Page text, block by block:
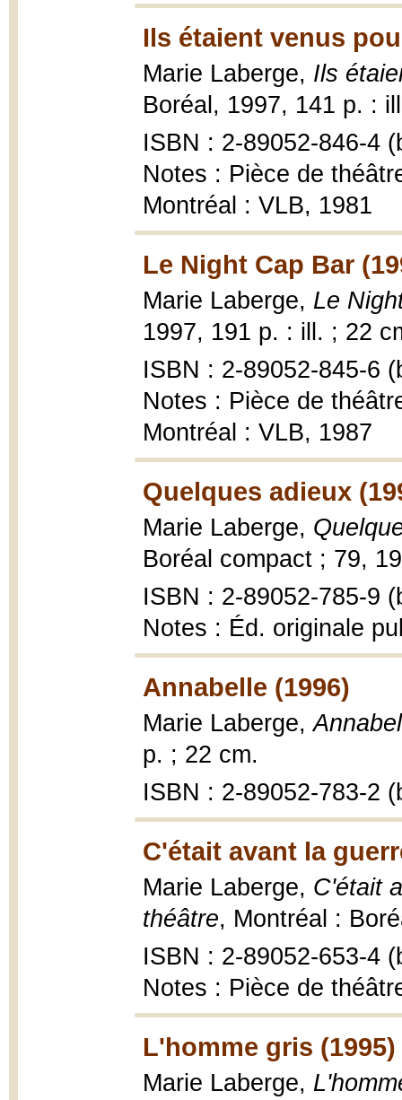
Ils étaient venus
Marie Laberge, Ils
Boréal, 1997, 141 p. :
ISBN : 2-89052-846-4
Notes : Pièce de
Montréal : VLB, 1981
Le Night Cap Bar
Marie Laberge, Le
1997, 191 p. : ill. ; 22
ISBN : 2-89052-845-6
Notes : Pièce de
Montréal : VLB, 1987
Quelques adieux
Marie Laberge,
Boréal compact ; 79,
ISBN : 2-89052-785-9
Notes : Éd. originale
Annabelle (1996)
Marie Laberge,
p. ; 22 cm.
ISBN : 2-89052-783-2
C'était avant la
Marie Laberge, C'était
théâtre, Montréal :
ISBN : 2-89052-653-4
Notes : Pièce de
L'homme gris (1995)
Marie Laberge,